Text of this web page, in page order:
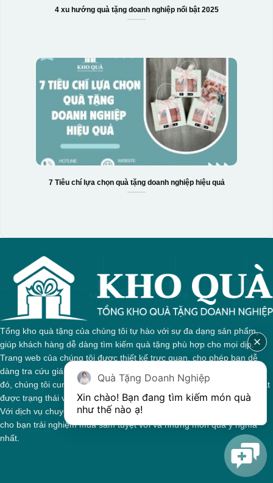
4 xu hướng quà tặng doanh nghiệp nổi bật 2025
7 Tiêu chí lựa chọn quà tặng doanh nghiệp hiệu quả
Tổng kho quà tặng của chúng tôi tự hào với sự đa dạng sản phẩm,
giúp khách hàng dễ dàng tìm kiếm quà tặng phù hợp cho mọi dịp.
Trang web của chúng tôi được thiết kế trực quan, cho phép bạn dễ
dàng tra cứu giá cả và thông tin chi tiết về từng sản phẩm. Bên cạnh
đó, chúng tôi cung cấp hệ thống theo dõi đơn hàng, giúp bạn nắm bắt
được trạng thái và giai đoạn xử lý của đơn hàng một cách thuận tiện.
Với dịch vụ chuyên nghiệp và tận tâm, chúng tôi cam kết mang đến
cho bạn trải nghiệm mua sắm tuyệt vời và những món quà ý nghĩa
nhất.
Quà Tặng Doanh Nghiệp
Xin chào! Bạn đang tìm kiếm món quà
như thế nào ạ!